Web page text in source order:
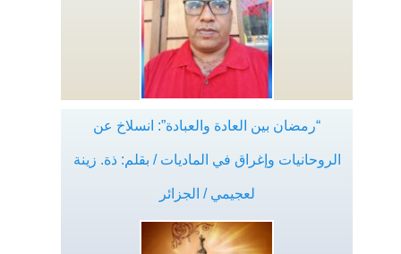
“رمضان بين العادة والعبادة”: انسلاخ عن
الروحانيات وإغراق في الماديات / بقلم: ذة. زينة
لعجيمي / الجزائر